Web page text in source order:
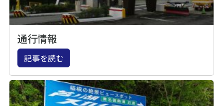
通行情報
記事を読む